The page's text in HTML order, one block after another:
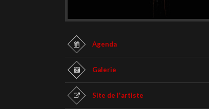
Agenda
Galerie
Site de l'artiste